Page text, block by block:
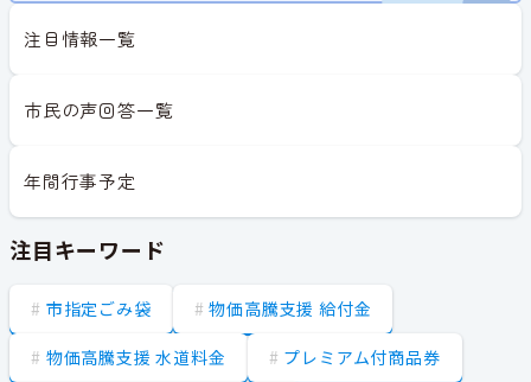
注目情報一覧
市民の声回答一覧
年間行事予定
注目キーワード
市指定ごみ袋 物価高騰支援 給付金
物価高騰支援 水道料金 プレミアム付商品券